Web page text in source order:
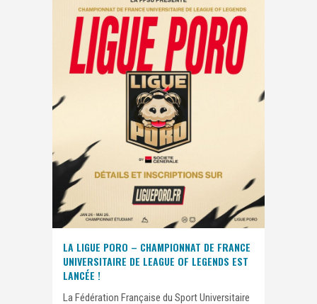
LA LIGUE PORO – CHAMPIONNAT DE FRANCE
UNIVERSITAIRE DE LEAGUE OF LEGENDS EST
LANCÉE !
La Fédération Française du Sport Universitaire